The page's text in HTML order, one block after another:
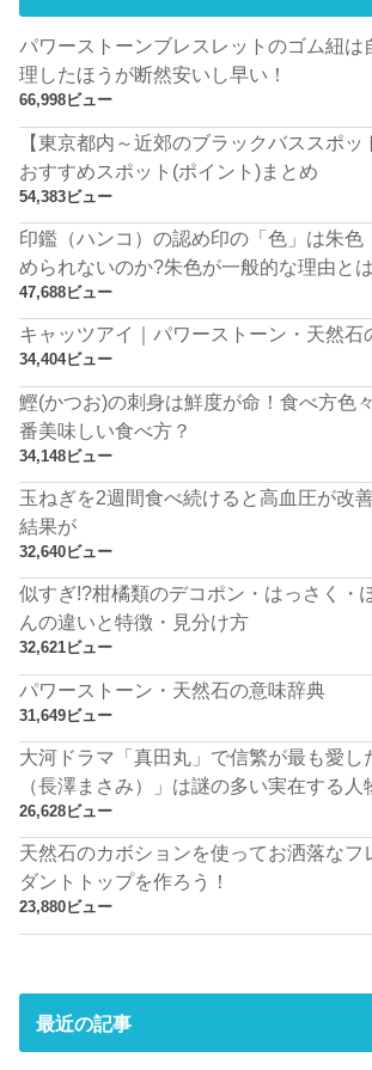
パワーストーンブレスレットのゴム紐は
理したほうが断然安いし早い！
66,998ビュー
【東京都内～近郊のブラックバススポッ
おすすめスポット(ポイント)まとめ
54,383ビュー
印鑑（ハンコ）の認め印の「色」は朱色
められないのか?朱色が一般的な理由とは
47,688ビュー
キャッツアイ｜パワーストーン・天然石
34,404ビュー
鰹(かつお)の刺身は鮮度が命！食べ方色
番美味しい食べ方？
34,148ビュー
玉ねぎを2週間食べ続けると高血圧が改
結果が
32,640ビュー
似すぎ!?柑橘類のデコポン・はっさく・
んの違いと特徴・見分け方
32,621ビュー
パワーストーン・天然石の意味辞典
31,649ビュー
大河ドラマ「真田丸」で信繁が最も愛し
（長澤まさみ）」は謎の多い実在する人
26,628ビュー
天然石のカボションを使ってお洒落なフ
ダントトップを作ろう！
23,880ビュー
最近の記事